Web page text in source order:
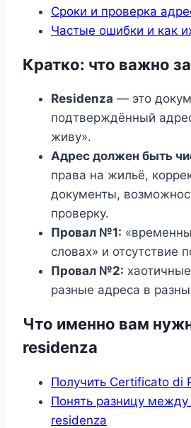
Сроки и проверка
Частые ошибки и как
Кратко: что важно
Residenza — это
подтверждённый
живу».
Адрес должен быть
права на жильё,
документы,
проверку.
Провал №1:
словах» и отсутствие
Провал №2:
разные адреса в
Что именно вам
residenza
Получить Certificato di
Понять разницу
residenza